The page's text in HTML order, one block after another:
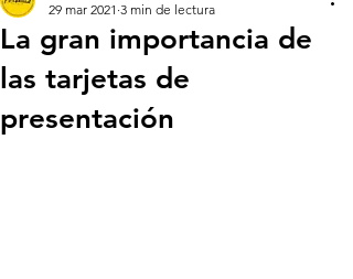
La gran importancia de
las tarjetas de
presentación
29 mar 2021 3 min de lectura